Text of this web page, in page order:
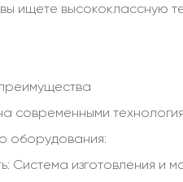
ищете высококлассную
современными
оборудования:
Система изготовления и